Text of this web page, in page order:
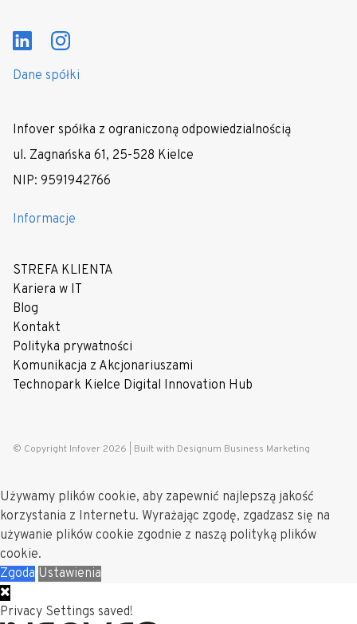
Dane spółki
Infover spółka z ograniczoną odpowiedzialnością
ul. Zagnańska 61, 25-528 Kielce
NIP: 9591942766
Informacje
STREFA KLIENTA
Kariera w IT
Blog
Kontakt
Polityka prywatności
Komunikacja z Akcjonariuszami
Technopark Kielce Digital Innovation Hub
© Copyright Infover 2026 | Built with Designum Business Marketing
Używamy plików cookie, aby zapewnić najlepszą jakość
korzystania z Internetu. Wyrażając zgodę, zgadzasz się na
używanie plików cookie zgodnie z naszą polityką plików
cookie.
Zgoda Ustawienia
Privacy Settings saved!